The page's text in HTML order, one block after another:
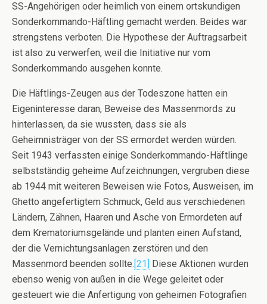
SS-Angehörigen oder heimlich von einem ortskundigen
Sonderkommando-Häftling gemacht werden. Beides war
strengstens verboten. Die Hypothese der Auftragsarbeit
ist also zu verwerfen, weil die Initiative nur vom
Sonderkommando ausgehen konnte.
Die Häftlings-Zeugen aus der Todeszone hatten ein
Eigeninteresse daran, Beweise des Massenmords zu
hinterlassen, da sie wussten, dass sie als
Geheimnisträger von der SS ermordet werden würden.
Seit 1943 verfassten einige Sonderkommando-Häftlinge
selbstständig geheime Aufzeichnungen, vergruben diese
ab 1944 mit weiteren Beweisen wie Fotos, Ausweisen, im
Ghetto angefertigtem Schmuck, Geld aus verschiedenen
Ländern, Zähnen, Haaren und Asche von Ermordeten auf
dem Krematoriumsgelände und planten einen Aufstand,
der die Vernichtungsanlagen zerstören und den
Massenmord beenden sollte. [21]
Diese Aktionen wurden
ebenso wenig von außen in die Wege geleitet oder
gesteuert wie die Anfertigung von geheimen Fotografien